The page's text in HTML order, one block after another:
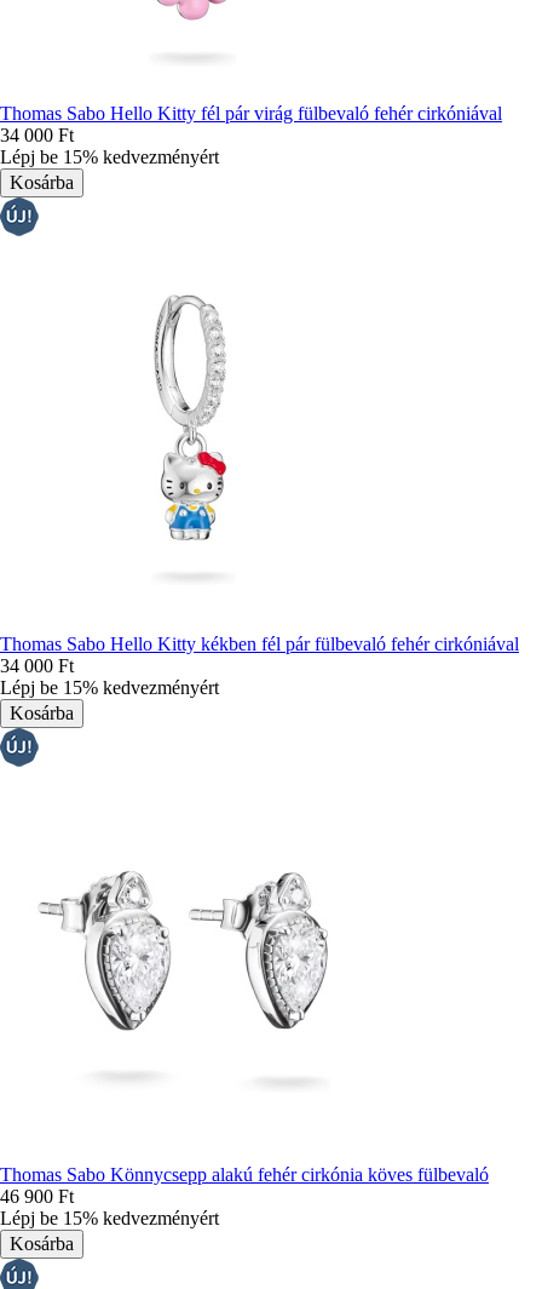
Thomas Sabo Hello Kitty fél pár virág fülbevaló fehér cirkóniával
34 000 Ft
Lépj be 15% kedvezményért
Thomas Sabo Hello Kitty kékben fél pár fülbevaló fehér cirkóniával
34 000 Ft
Lépj be 15% kedvezményért
Thomas Sabo Könnycsepp alakú fehér cirkónia köves fülbevaló
46 900 Ft
Lépj be 15% kedvezményért